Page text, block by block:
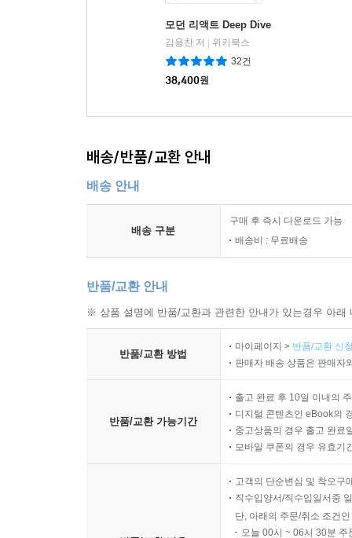
모던 리액트 Deep Dive
김용찬 저 | 위키북스
32건
38,400원
배송/반품/교환 안내
배송 안내
배송 구분
구매 후 즉시 다운로드 가능
배송비 : 무료배송
반품/교환 안내
※ 상품 설명에 반품/교환과 관련한 안내가 있는경우 아
반품/교환 방법
마이페이지 > 반품/교환 신
판매자 배송 상품은 판매자
반품/교환 가능기간
출고 완료 후 10일 이내의
디지털 콘텐츠인 eBook의
중고상품의 경우 출고 완료
모바일 쿠폰의 경우 유효기
고객의 단순변심 및 착오구
직수입양서/직수입일서중
단, 아래의 주문/취소 조건
오늘 00시 ~ 06시 30분